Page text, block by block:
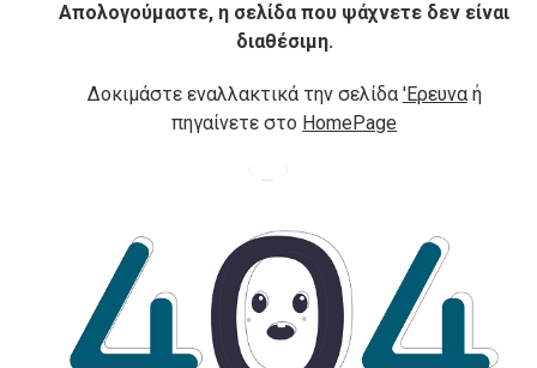
Απολογούμαστε, η σελίδα που ψάχνετε δεν είναι
διαθέσιμη.
Δοκιμάστε εναλλακτικά την σελίδα 'Ερευναή
πηγαίνετε στο HomePage